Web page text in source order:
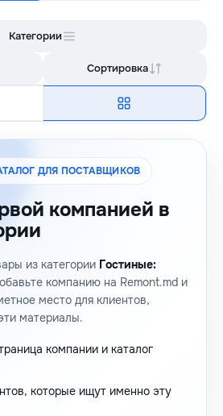
Категории
Сортировка
ДЛЯ ПОСТАВЩИКОВ
компанией в
из категории Гостиные:
компанию на Remont.md и
место для клиентов,
материалы.
компании и каталог
которые ищут именно эту